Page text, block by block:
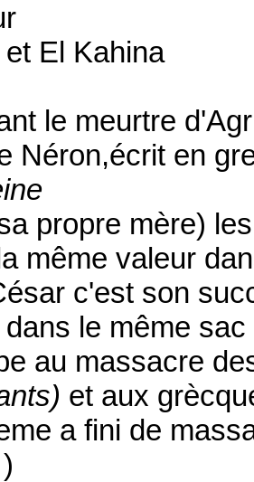
El Kahina
le meurtre
Néron,écrit en
propre mère)
même valeur
c'est son
dans le même
au massacre
et aux
a fini de